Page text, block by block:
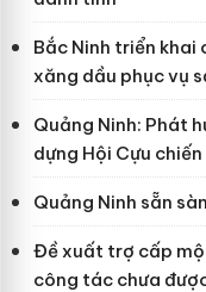
Bắc Ninh triển khai
xăng dầu phục vụ
Quảng Ninh: Phát
dựng Hội Cựu
Quảng Ninh sẵn
Đề xuất trợ cấp
công tác chưa